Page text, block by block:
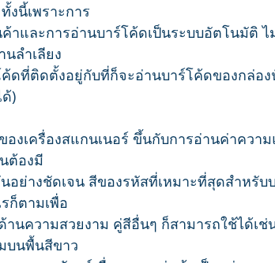
งนี้เพราะการ
ค้าและการอ่านบาร์โค้ดเป็นระบบอัตโนมัติ
ลำเลียง
ค้ดที่ติดตั้งอยู่กับที่ก็จะอ่านบาร์โค้ดของกล่อง
)
องเครื่องสแกนเนอร์ ขึ้นกับการอ่านค่าควา
ต้องมี
อย่างชัดเจน สีของรหัสที่เหมาะที่สุดสำห
ก็ตามเพื่อ
านความสวยงาม คู่สีอื่นๆ ก็สามารถใช้ได้เ
บนพื้นสีขาว